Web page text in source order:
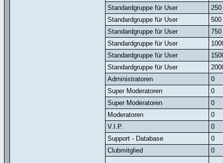
Standardgruppe für User
250
Standardgruppe für User
500
Standardgruppe für User
750
Standardgruppe für User
Standardgruppe für User
Standardgruppe für User
Administratoren
0
Super Moderatoren
0
Super Moderatoren
0
Moderatoren
0
V.I.P.
0
Support - Database
0
Clubmitglied
0